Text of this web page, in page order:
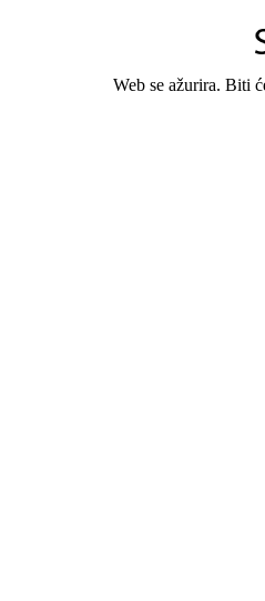
Web se ažurira. Biti